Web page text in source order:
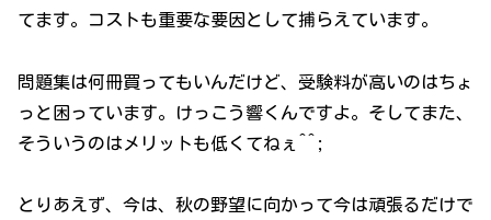
てます。コストも重要な要因として捕らえています。
問題集は何冊買ってもいんだけど、受験料が高いのはちょ
っと困っています。けっこう響くんですよ。そしてまた、
そういうのはメリットも低くてねぇ^^;
とりあえず、今は、秋の野望に向かって今は頑張るだけで